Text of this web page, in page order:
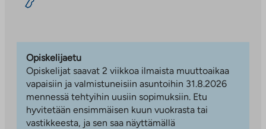
Opiskelijaetu
Opiskelijat saavat 2 viikkoa ilmaista muuttoaikaa
vapaisiin ja valmistuneisiin asuntoihin 31.8.2026
mennessä tehtyihin uusiin sopimuksiin. Etu
hyvitetään ensimmäisen kuun vuokrasta tai
vastikkeesta, ja sen saa näyttämällä